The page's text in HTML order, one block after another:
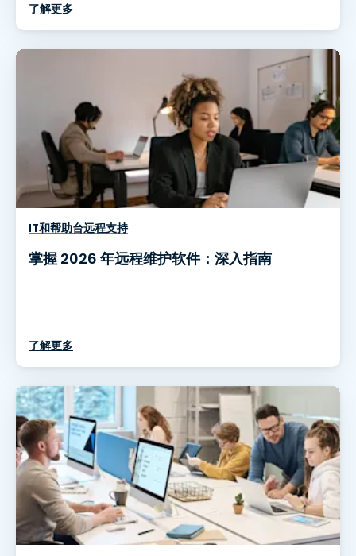
了解更多
IT和帮助台远程支持
掌握 2026 年远程维护软件：深入指南
了解更多